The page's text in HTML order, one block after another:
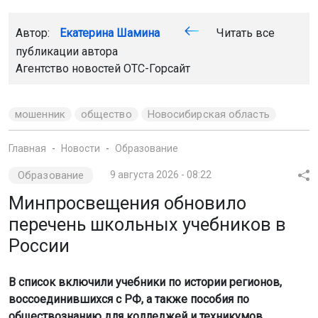
Автор: Екатерина Шамина
Читать все
публикации автора
Агентство новостей ОТС-Горсайт
мошенник общество Новосибирская область
Главная Новости Образование
Образование 9 августа 2026 - 08:22
Минпросвещения обновило
перечень школьных учебников в
России
В список включили учебники по истории регионов,
воссоединившихся с РФ, а также пособия по